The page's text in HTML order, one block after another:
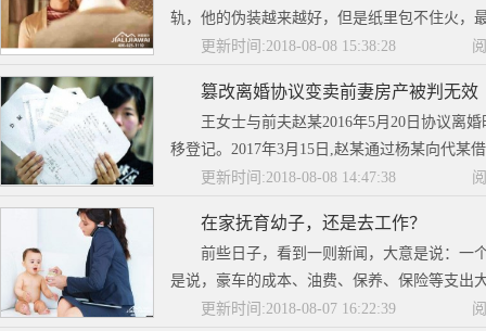
轨，他的伪装越来越好，但是纸里包不住火，
更新时间:2018-08-08 15:38:28
篡改离婚协议变卖前妻房产被判无效
王女士与前夫赵某2016年5月20日协议离
移登记。2017年3月15日,赵某通过杨某向代某
更新时间:2018-08-08 14:47:38
在家抚育幼子，还是去工作？
前些日子，看到一则新闻，大意是说：一
是说，豪车的成本、油费、保养、保险等支出
更新时间:2018-08-07 16:22:39